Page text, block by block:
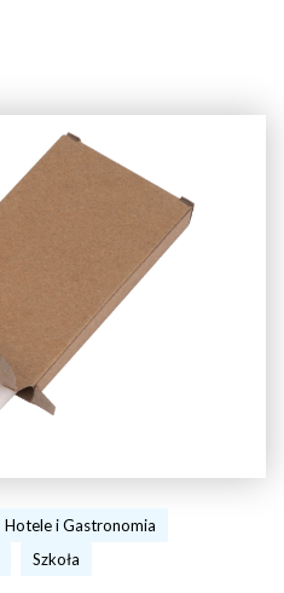
Hotele i Gastronomia
Szkoła